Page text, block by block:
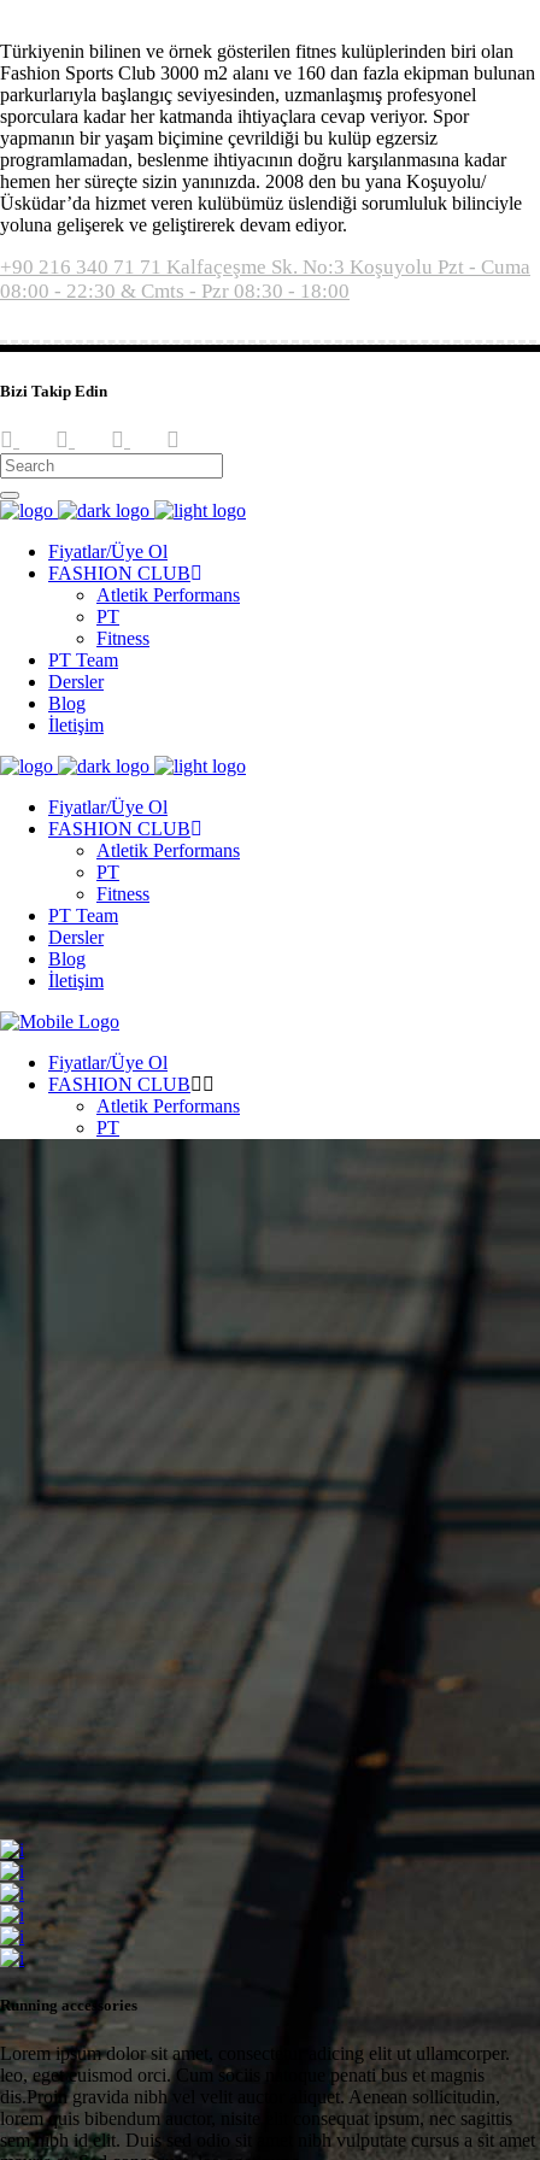
Türkiyenin bilinen ve örnek gösterilen fitnes kulüplerinden biri olan
Fashion Sports Club 3000 m2 alanı ve 160 dan fazla ekipman bulunan
parkurlarıyla başlangıç seviyesinden, uzmanlaşmış profesyonel
sporculara kadar her katmanda ihtiyaçlara cevap veriyor. Spor
yapmanın bir yaşam biçimine çevrildiği bu kulüp egzersiz
programlamadan, beslenme ihtiyacının doğru karşılanmasına kadar
hemen her süreçte sizin yanınızda. 2008 den bu yana Koşuyolu/
Üsküdar’da hizmet veren kulübümüz üslendiği sorumluluk bilinciyle
yoluna gelişerek ve geliştirerek devam ediyor.
+90 216 340 71 71 Kalfaçeşme Sk. No:3 Koşuyolu Pzt - Cuma
08:00 - 22:30 & Cmts - Pzr 08:30 - 18:00
Bizi Takip Edin
Fiyatlar/Üye Ol
FASHION CLUB
Atletik Performans
PT
Fitness
PT Team
Dersler
Blog
İletişim
Fiyatlar/Üye Ol
FASHION CLUB
Atletik Performans
PT
Fitness
PT Team
Dersler
Blog
İletişim
Fiyatlar/Üye Ol
FASHION CLUB
Atletik Performans
PT
Running accessories
Lorem ipsum dolor sit amet, consectetur adicing elit ut ullamcorper.
leo, eget euismod orci. Cum sociis natoque penati bus et magnis
dis.Proin gravida nibh vel velit auctor aliquet. Aenean sollicitudin,
lorem quis bibendum auctor, nisite elit consequat ipsum, nec sagittis
sem nibh id elit. Duis sed odio sit amet nibh vulputate cursus a sit amet